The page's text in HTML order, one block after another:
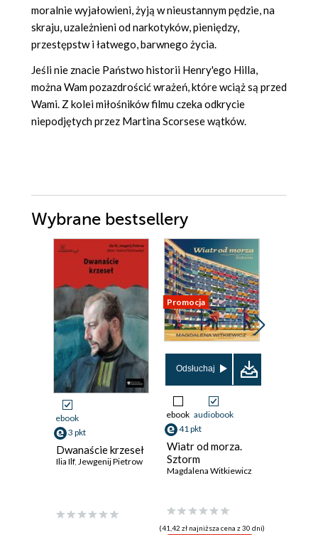
moralnie wyjałowieni, żyją w nieustannym pędzie, na
skraju, uzależnieni od narkotyków, pieniędzy,
przestępstw i łatwego, barwnego życia.
Jeśli nie znacie Państwo historii Henry'ego Hilla,
można Wam pozazdrościć wrażeń, które wciąż są przed
Wami. Z kolei miłośników filmu czeka odkrycie
niepodjętych przez Martina Scorsese wątków.
Wybrane bestsellery
ebook
3 pkt
Dwanaście krzeseł
Ilia Ilf, Jewgenij Pietrow
Promocja
Odsłuchaj
ebook audiobook
41 pkt
Wiatr od morza.
Sztorm
Magdalena Witkiewicz
(41,42 zł najniższa cena z 30 dni)